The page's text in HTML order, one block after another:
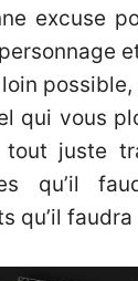
excuse
qui vous
tout juste
qu’il
qu’il